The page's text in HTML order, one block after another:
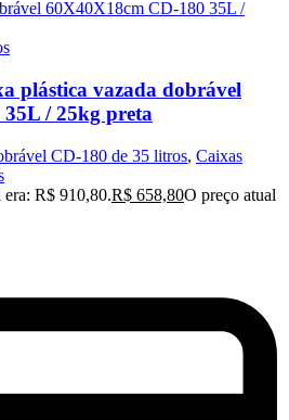
plástica vazada dobrável
/ 25kg preta
CD-180 de 35 litros, Caixas
R$ 910,80.R$ 658,80O preço atual